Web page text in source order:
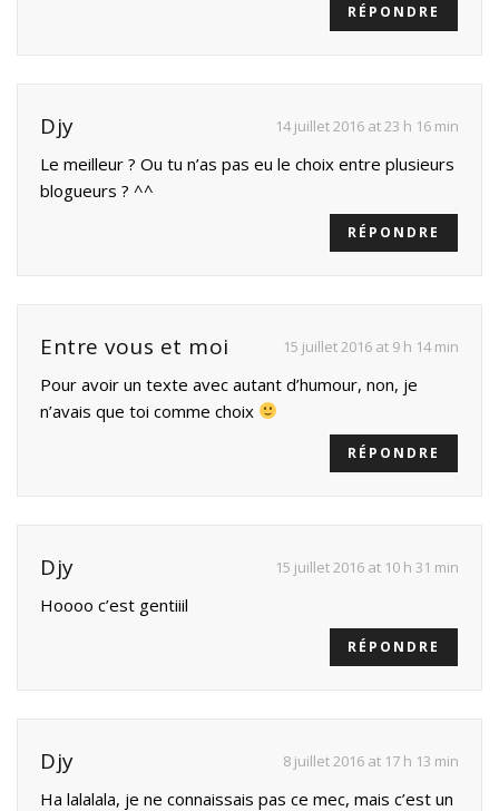
RÉPONDRE
Djy 14 juillet 2016 at 23 h 16 min
Le meilleur ? Ou tu n’as pas eu le choix entre plusieurs
blogueurs ? ^^
RÉPONDRE
Entre vous et moi 15 juillet 2016 at 9 h 14 min
Pour avoir un texte avec autant d’humour, non, je
n’avais que toi comme choix
RÉPONDRE
Djy 15 juillet 2016 at 10 h 31 min
Hoooo c’est gentiiil
RÉPONDRE
Djy 8 juillet 2016 at 17 h 13 min
Ha lalalala, je ne connaissais pas ce mec, mais c’est un